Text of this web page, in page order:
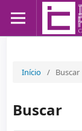
Início / Buscar
Buscar